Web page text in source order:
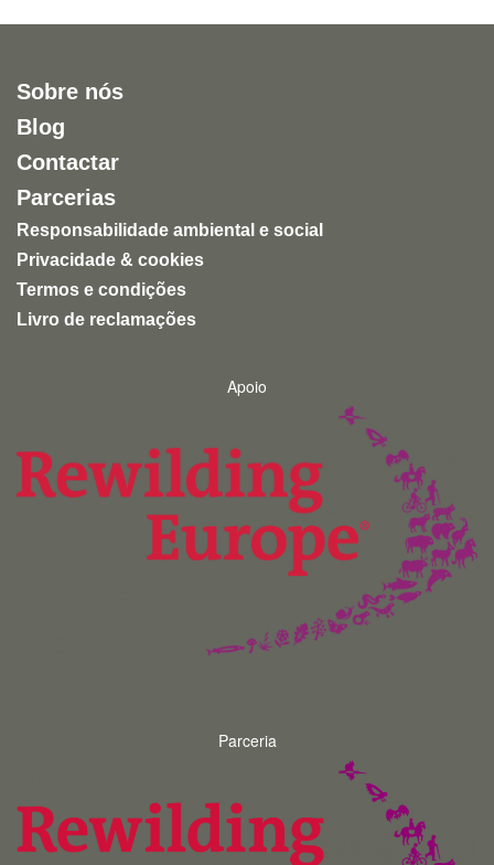
Sobre nós
Blog
Contactar
Parcerias
Responsabilidade ambiental e social
Privacidade & cookies
Termos e condições
Livro de reclamações
Apoio
Parceria